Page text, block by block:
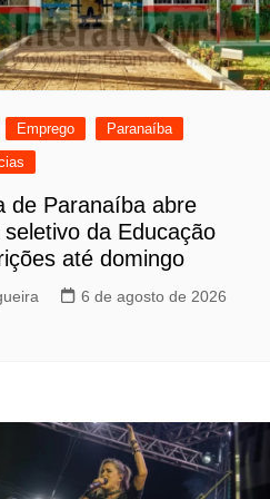
Emprego
Paranaíba
de Paranaíba abre
da Educação
até domingo
6 de agosto de 2026